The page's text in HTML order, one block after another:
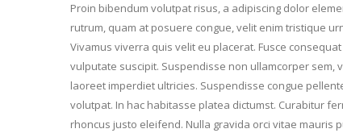
Proin bibendum volutpat risus, a adipiscing dolor
rutrum, quam at posuere congue, velit enim tristique
Vivamus viverra quis velit eu placerat. Fusce
vulputate suscipit. Suspendisse non ullamcorper sem,
laoreet imperdiet ultricies. Suspendisse congue
volutpat. In hac habitasse platea dictumst. Curabitur
rhoncus justo eleifend. Nulla gravida orci vitae mauris